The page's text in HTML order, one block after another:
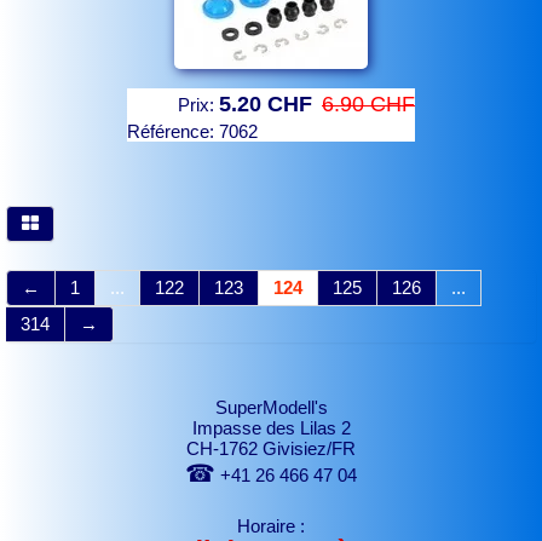
Prix: 5.20 CHF 6.90 CHF
Référence: 7062
← 1 ... 122 123 124 125 126
...
314
→
SuperModell's
Impasse des Lilas 2
CH-1762 Givisiez/FR
☎ +41 26 466 47 04
Horaire :